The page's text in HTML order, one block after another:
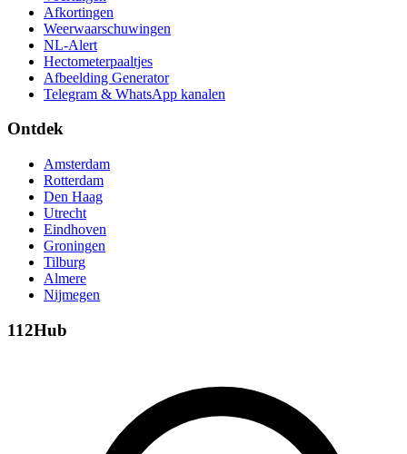
Afkortingen
Weerwaarschuwingen
NL-Alert
Hectometerpaaltjes
Afbeelding Generator
Telegram & WhatsApp kanalen
Ontdek
Amsterdam
Rotterdam
Den Haag
Utrecht
Eindhoven
Groningen
Tilburg
Almere
Nijmegen
112Hub